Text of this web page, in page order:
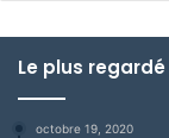
Le plus regardé
octobre 19, 2020